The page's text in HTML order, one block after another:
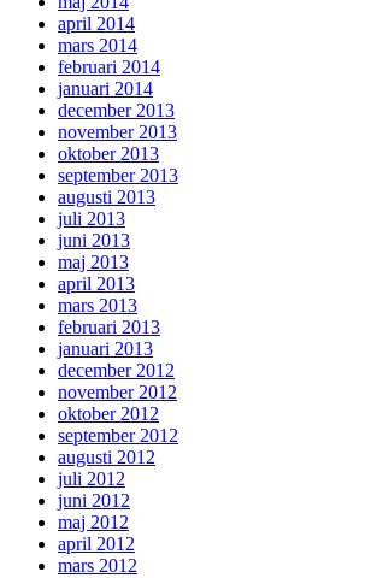
april 2014
mars 2014
februari 2014
januari 2014
december 2013
november 2013
oktober 2013
september 2013
augusti 2013
juli 2013
juni 2013
maj 2013
april 2013
mars 2013
februari 2013
januari 2013
december 2012
november 2012
oktober 2012
september 2012
augusti 2012
juli 2012
juni 2012
maj 2012
april 2012
mars 2012